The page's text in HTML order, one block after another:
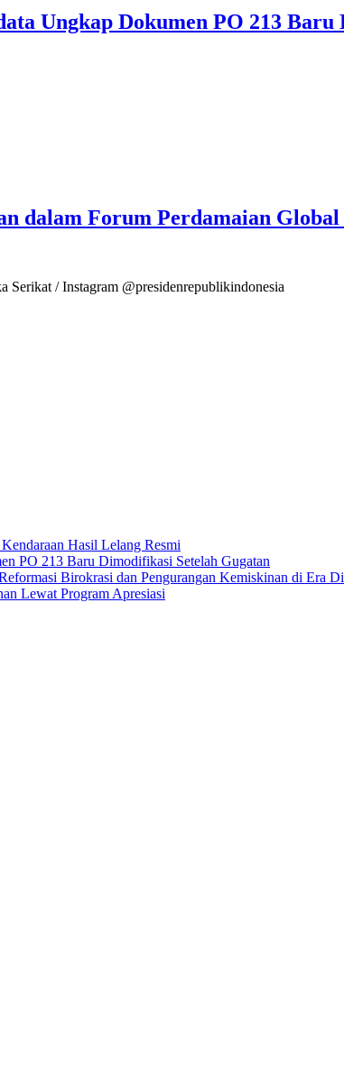
Ungkap Dokumen PO 213
dalam Forum Perdamaian Global
Serikat / Instagram @presidenrepublikindonesia
Hasil Lelang Resmi
PO 213 Baru Dimodifikasi Setelah Gugatan
Birokrasi dan Pengurangan Kemiskinan di Era
Lewat Program Apresiasi